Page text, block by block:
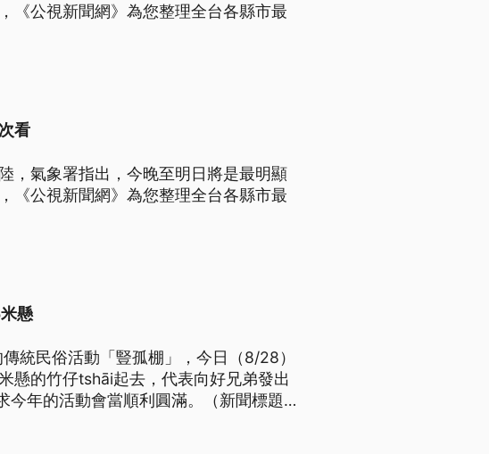
《公視新聞網》為您整理全台各縣市最
看
，氣象署指出，今晚至明日將是最明顯
《公視新聞網》為您整理全台各縣市最
懸
統民俗活動「豎孤棚」，今日（8/28）
懸的竹仔tshāi起去，代表向好兄弟發出
年的活動會當順利圓滿。（新聞標題、